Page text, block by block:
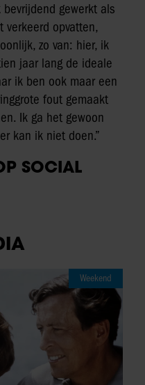
gewerkt als
verkeerd opvatten,
zo van: hier, ik
jaar lang de ideale
ik ben ook maar een
fout gemaakt
Ik ga het gewoon
kan ik niet doen.”
SOCIAL
Weekend